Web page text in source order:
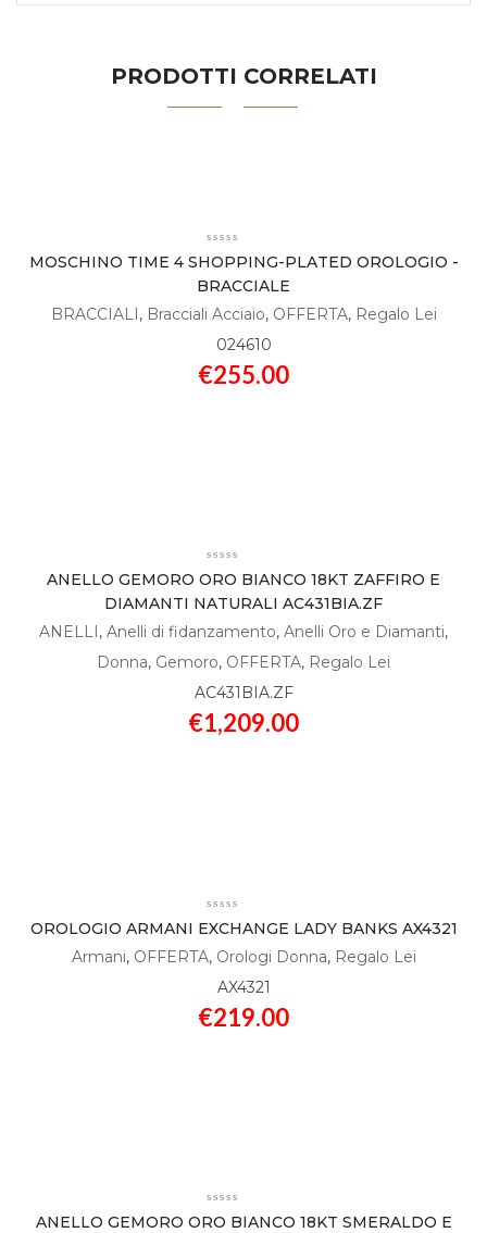
PRODOTTI CORRELATI
MOSCHINO TIME 4 SHOPPING-PLATED OROLOGIO -
BRACCIALE
BRACCIALI, Bracciali Acciaio, OFFERTA, Regalo Lei
024610
€255.00
ANELLO GEMORO ORO BIANCO 18KT ZAFFIRO E
DIAMANTI NATURALI AC431BIA.ZF
ANELLI, Anelli di fidanzamento, Anelli Oro e Diamanti,
Donna, Gemoro, OFFERTA, Regalo Lei
AC431BIA.ZF
€1,209.00
OROLOGIO ARMANI EXCHANGE LADY BANKS AX4321
Armani, OFFERTA, Orologi Donna, Regalo Lei
AX4321
€219.00
ANELLO GEMORO ORO BIANCO 18KT SMERALDO E